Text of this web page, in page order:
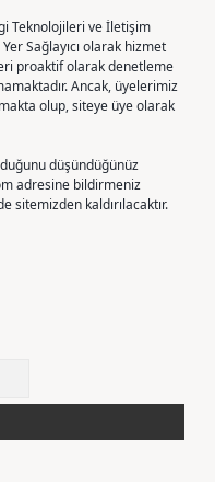
Teknolojileri ve İletişim
Sağlayıcı olarak hizmet
proaktif olarak denetleme
Ancak, üyelerimiz
olup, siteye üye olarak
düşündüğünüz
adresine bildirmeniz
sitemizden kaldırılacaktır.